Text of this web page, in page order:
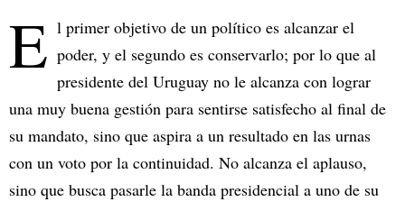
E l primer objetivo de un político es alcanzar el
poder, y el segundo es conservarlo; por lo que al
presidente del Uruguay no le alcanza con lograr
una muy buena gestión para sentirse satisfecho al final de
su mandato, sino que aspira a un resultado en las urnas
con un voto por la continuidad. No alcanza el aplauso,
sino que busca pasarle la banda presidencial a uno de su